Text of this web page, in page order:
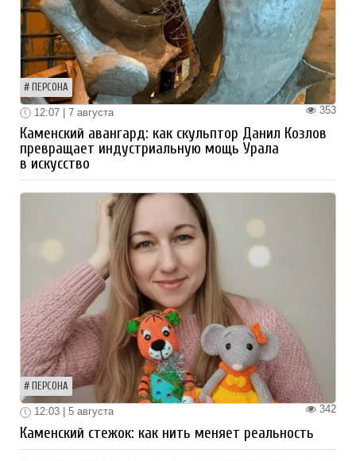
ПЕРСОНА
353
12:07 | 7 августа
Каменский авангард: как скульптор Данил Козлов
превращает индустриальную мощь Урала
в искусство
ПЕРСОНА
342
12:03 | 5 августа
Каменский стежок: как нить меняет реальность